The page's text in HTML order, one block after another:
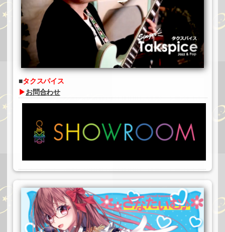
タクスパイス
▶お問合わせ